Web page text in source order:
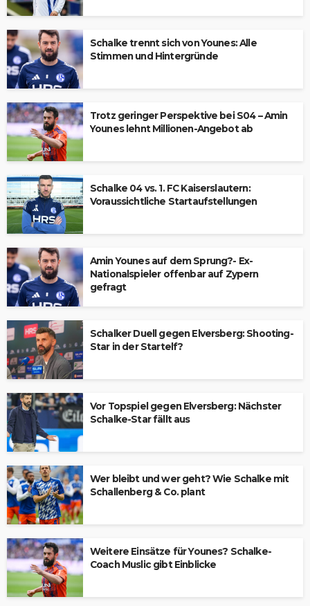
Schalke trennt sich von Younes: Alle
Stimmen und Hintergründe
Trotz geringer Perspektive bei S04 – Amin
Younes lehnt Millionen-Angebot ab
Schalke 04 vs. 1. FC Kaiserslautern:
Voraussichtliche Startaufstellungen
Amin Younes auf dem Sprung?- Ex-
Nationalspieler offenbar auf Zypern
gefragt
Schalker Duell gegen Elversberg: Shooting-
Star in der Startelf?
Vor Topspiel gegen Elversberg: Nächster
Schalke-Star fällt aus
Wer bleibt und wer geht? Wie Schalke mit
Schallenberg & Co. plant
Weitere Einsätze für Younes? Schalke-
Coach Muslic gibt Einblicke